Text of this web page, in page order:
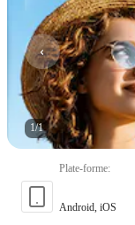
1/1
Plate-forme:
Android, iOS